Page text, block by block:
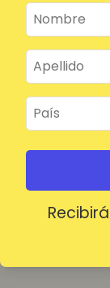
Acceder